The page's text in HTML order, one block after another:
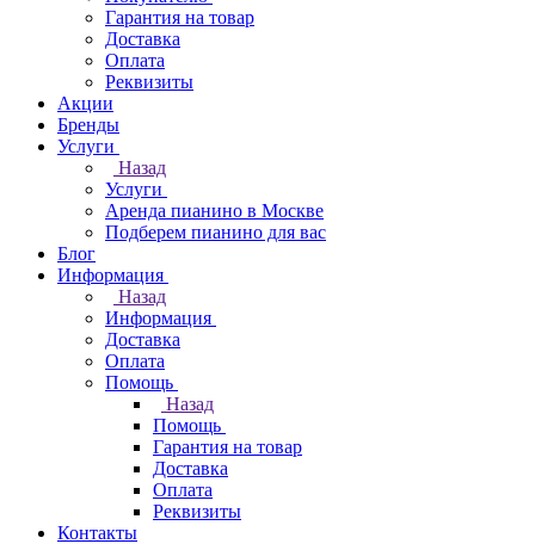
Гарантия на товар
Доставка
Оплата
Реквизиты
Акции
Бренды
Услуги
Назад
Услуги
Аренда пианино в Москве
Подберем пианино для вас
Блог
Информация
Назад
Информация
Доставка
Оплата
Помощь
Назад
Помощь
Гарантия на товар
Доставка
Оплата
Реквизиты
Контакты